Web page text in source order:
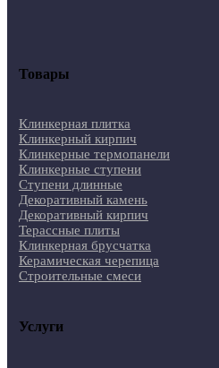
Товары
Клинкерная плитка
Клинкерный кирпич
Клинкерные термопанели
Клинкерные ступени
Ступени длинные
Декоративный камень
Декоративный кирпич
Терассные плиты
Клинкерная брусчатка
Керамическая черепица
Строительные смеси
Услуги